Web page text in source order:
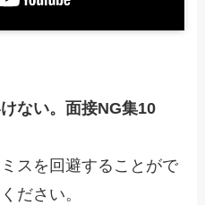
ない。面接NG集10
スを回避することがで
ださい。